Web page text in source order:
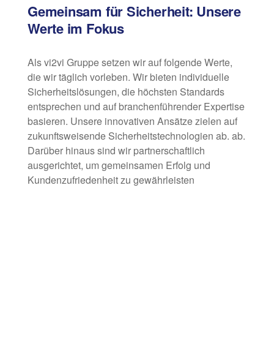
Gemeinsam für Sicherheit: Unsere
Werte im Fokus
Als vi2vi Gruppe setzen wir auf folgende Werte,
die wir täglich vorleben. Wir bieten individuelle
Sicherheitslösungen, die höchsten Standards
entsprechen und auf branchenführender Expertise
basieren. Unsere innovativen Ansätze zielen auf
zukunftsweisende Sicherheitstechnologien ab. ab.
Darüber hinaus sind wir partnerschaftlich
ausgerichtet, um gemeinsamen Erfolg und
Kundenzufriedenheit zu gewährleisten